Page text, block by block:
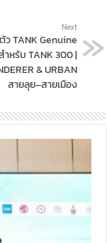
Next
ว TANK Genuine
หรับ TANK 300 |
& URBAN
สายลุย–สายเมือง